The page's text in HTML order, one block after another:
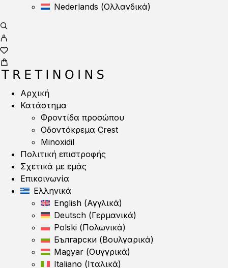
Nederlands (Ολλανδικά)
Αρχική
Κατάστημα
Φροντίδα προσώπου
Οδοντόκρεμα Crest
Minoxidil
Πολιτική επιστροφής
Σχετικά με εμάς
Επικοινωνία
Ελληνικά
English (Αγγλικά)
Deutsch (Γερμανικά)
Polski (Πολωνικά)
Български (Βουλγαρικά)
Magyar (Ουγγρικά)
Italiano (Ιταλικά)